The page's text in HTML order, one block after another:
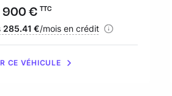
:
900 € TTC
:
285.41 €/mois en crédit
CE VÉHICULE